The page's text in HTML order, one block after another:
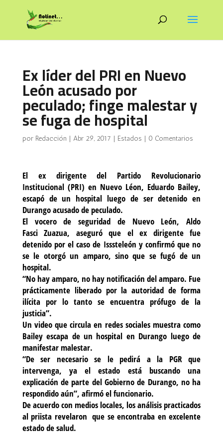
Ex líder del PRI en Nuevo
León acusado por
peculado; finge malestar y
se fuga de hospital
por Redacción | Abr 29, 2017 | Estados | 0 Comentarios
El ex dirigente del Partido Revolucionario
Institucional (PRI) en Nuevo Léon, Eduardo Bailey,
escapó de un hospital luego de ser detenido en
Durango acusado de peculado.
El vocero de seguridad de Nuevo León, Aldo
Fasci Zuazua, aseguró que el ex dirigente fue
detenido por el caso de Isssteleón y confirmó que no
se le otorgó un amparo, sino que se fugó de un
hospital.
“No hay amparo, no hay notificación del amparo. Fue
prácticamente liberado por la autoridad de forma
ilícita por lo tanto se encuentra prófugo de la
justicia”.
Un video que circula en redes sociales muestra como
Bailey escapa de un hospital en Durango luego de
manifestar malestar.
“De ser necesario se le pedirá a la PGR que
intervenga, ya el estado está buscando una
explicación de parte del Gobierno de Durango, no ha
respondido aún”, afirmó el funcionario.
De acuerdo con medios locales, los análisis practicados
al priista revelaron que se encontraba en excelente
estado de salud.